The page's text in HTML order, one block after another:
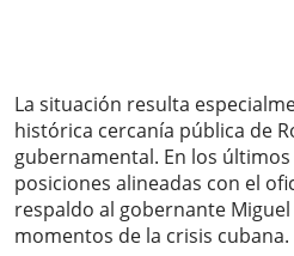
La situación resulta
histórica cercanía pública de
gubernamental. En los
posiciones alineadas con el
respaldo al gobernante
momentos de la crisis cubana.